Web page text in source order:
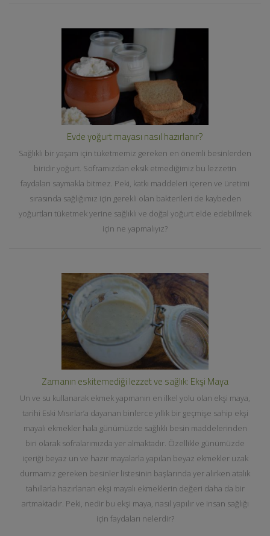
Evde yoğurt mayası nasıl hazırlanır?
Sağlıklı bir yaşam için tüketmemiz gereken en önemli besinlerden
biridir yoğurt. Soframızdan eksik etmediğimiz bu lezzetin
faydaları saymakla bitmez. Peki, katkı maddeleri içeren ve üretimi
sırasında sağlığımız için gerekli olan bakterileri de kaybeden
yoğurtları tüketmek yerine sağlıklı ve doğal yoğurt elde edebilmek
için ne yapmalıyız?
Zamanın eskitemediği lezzet ve sağlık: Ekşi Maya
Un ve su kullanarak ekmek yapmanın en ilkel yolu olan ekşi maya,
tarihi Eski Mısırlar’a dayanan binlerce yıllık bir geçmişe sahip ekşi
mayalı ekmekler hala günümüzde sağlıklı besin maddelerinden
biri olarak sofralarımızda yer almaktadır. Özellikle günümüzde
içeriği beyaz un ve hazır mayalarla yapılan beyaz ekmekler uzak
durmamız gereken besinler listesinin başlarında yer alırken atalık
tahıllarla hazırlanan ekşi mayalı ekmeklerin değeri daha da bir
artmaktadır. Peki, nedir bu ekşi maya, nasıl yapılır ve insan sağlığı
için faydaları nelerdir?